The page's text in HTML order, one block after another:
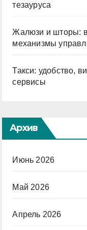
тезауруса
Жалюзи и шторы:
механизмы
Такси: удобство,
сервисы
Архив
Июнь 2026
Май 2026
Апрель 2026